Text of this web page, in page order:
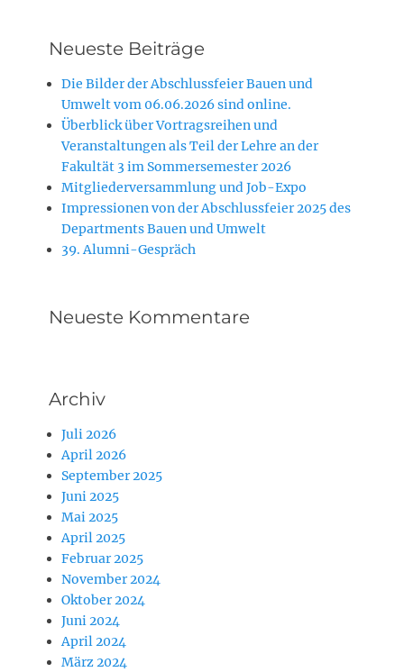
Neueste Beiträge
Die Bilder der Abschlussfeier Bauen und
Umwelt vom 06.06.2026 sind online.
Überblick über Vortragsreihen und
Veranstaltungen als Teil der Lehre an der
Fakultät 3 im Sommersemester 2026
Mitgliederversammlung und Job-Expo
Impressionen von der Abschlussfeier 2025 des
Departments Bauen und Umwelt
39. Alumni-Gespräch
Neueste Kommentare
Archiv
Juli 2026
April 2026
September 2025
Juni 2025
Mai 2025
April 2025
Februar 2025
November 2024
Oktober 2024
Juni 2024
April 2024
März 2024